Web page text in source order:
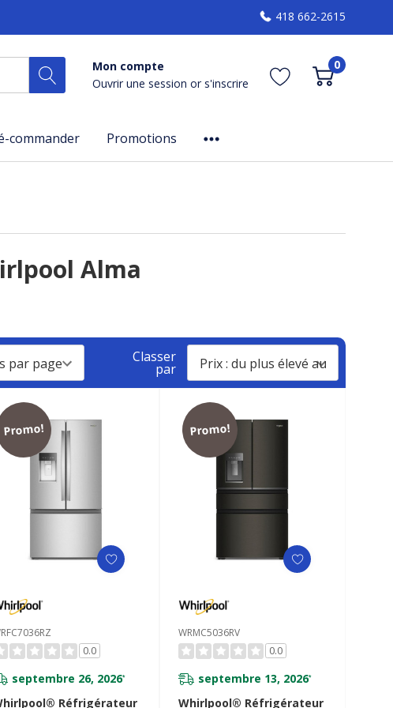
418 662-2615
Mon compte
Ouvrir une session or s'inscrire
0
commander Promotions
Alma
Classer
par
Promo!
0.0
septembre 26, 2026*
Réfrigérateur
Promo!
WRMC5036RV
0.0
septembre 13, 2026*
Whirlpool® Réfrigérateur